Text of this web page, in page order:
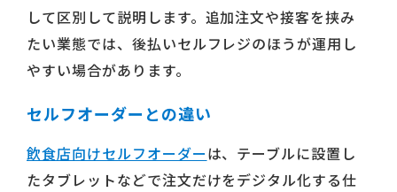
して区別して説明します。追加注文や接客を挟み
たい業態では、後払いセルフレジのほうが運用し
やすい場合があります。
セルフオーダーとの違い
飲食店向けセルフオーダーは、テーブルに設置し
たタブレットなどで注文だけをデジタル化する仕